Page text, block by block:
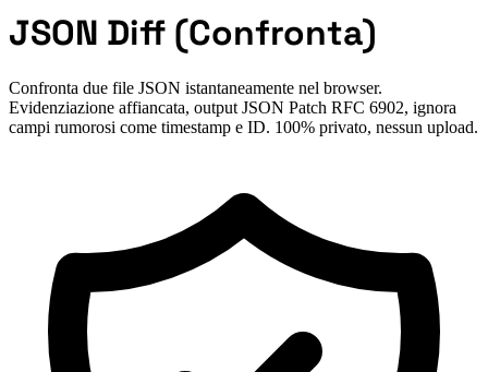
JSON Diff (Confronta)
Confronta due file JSON istantaneamente nel browser.
Evidenziazione affiancata, output JSON Patch RFC 6902, ignora
campi rumorosi come timestamp e ID. 100% privato, nessun upload.